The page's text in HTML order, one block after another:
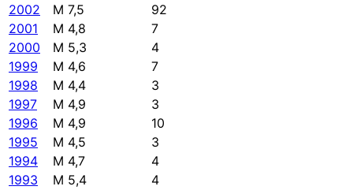
2002
M 7,5
92
2001
M 4,8
7
2000
M 5,3
4
1999
M 4,6
7
1998
M 4,4
3
1997
M 4,9
3
1996
M 4,9
10
1995
M 4,5
3
1994
M 4,7
4
1993
M 5,4
4